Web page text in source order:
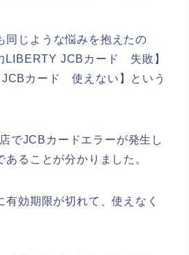
同じような悩みを抱えたの
LIBERTY JCBカード 失敗】
カード 使えない】という
でJCBカードエラーが発生し
ることが分かりました。
効期限が切れて、使えなく